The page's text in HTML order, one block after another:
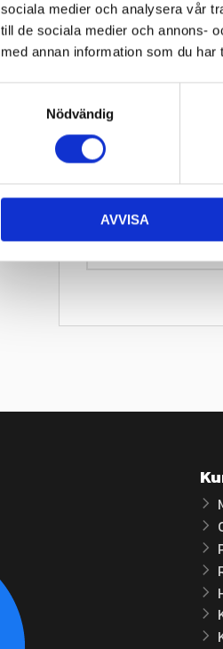
sociala medier och analysera vår
till de sociala medier och annons-
med annan information som du
Nödvändig
AVVISA
Miljöavgift
Omdömen